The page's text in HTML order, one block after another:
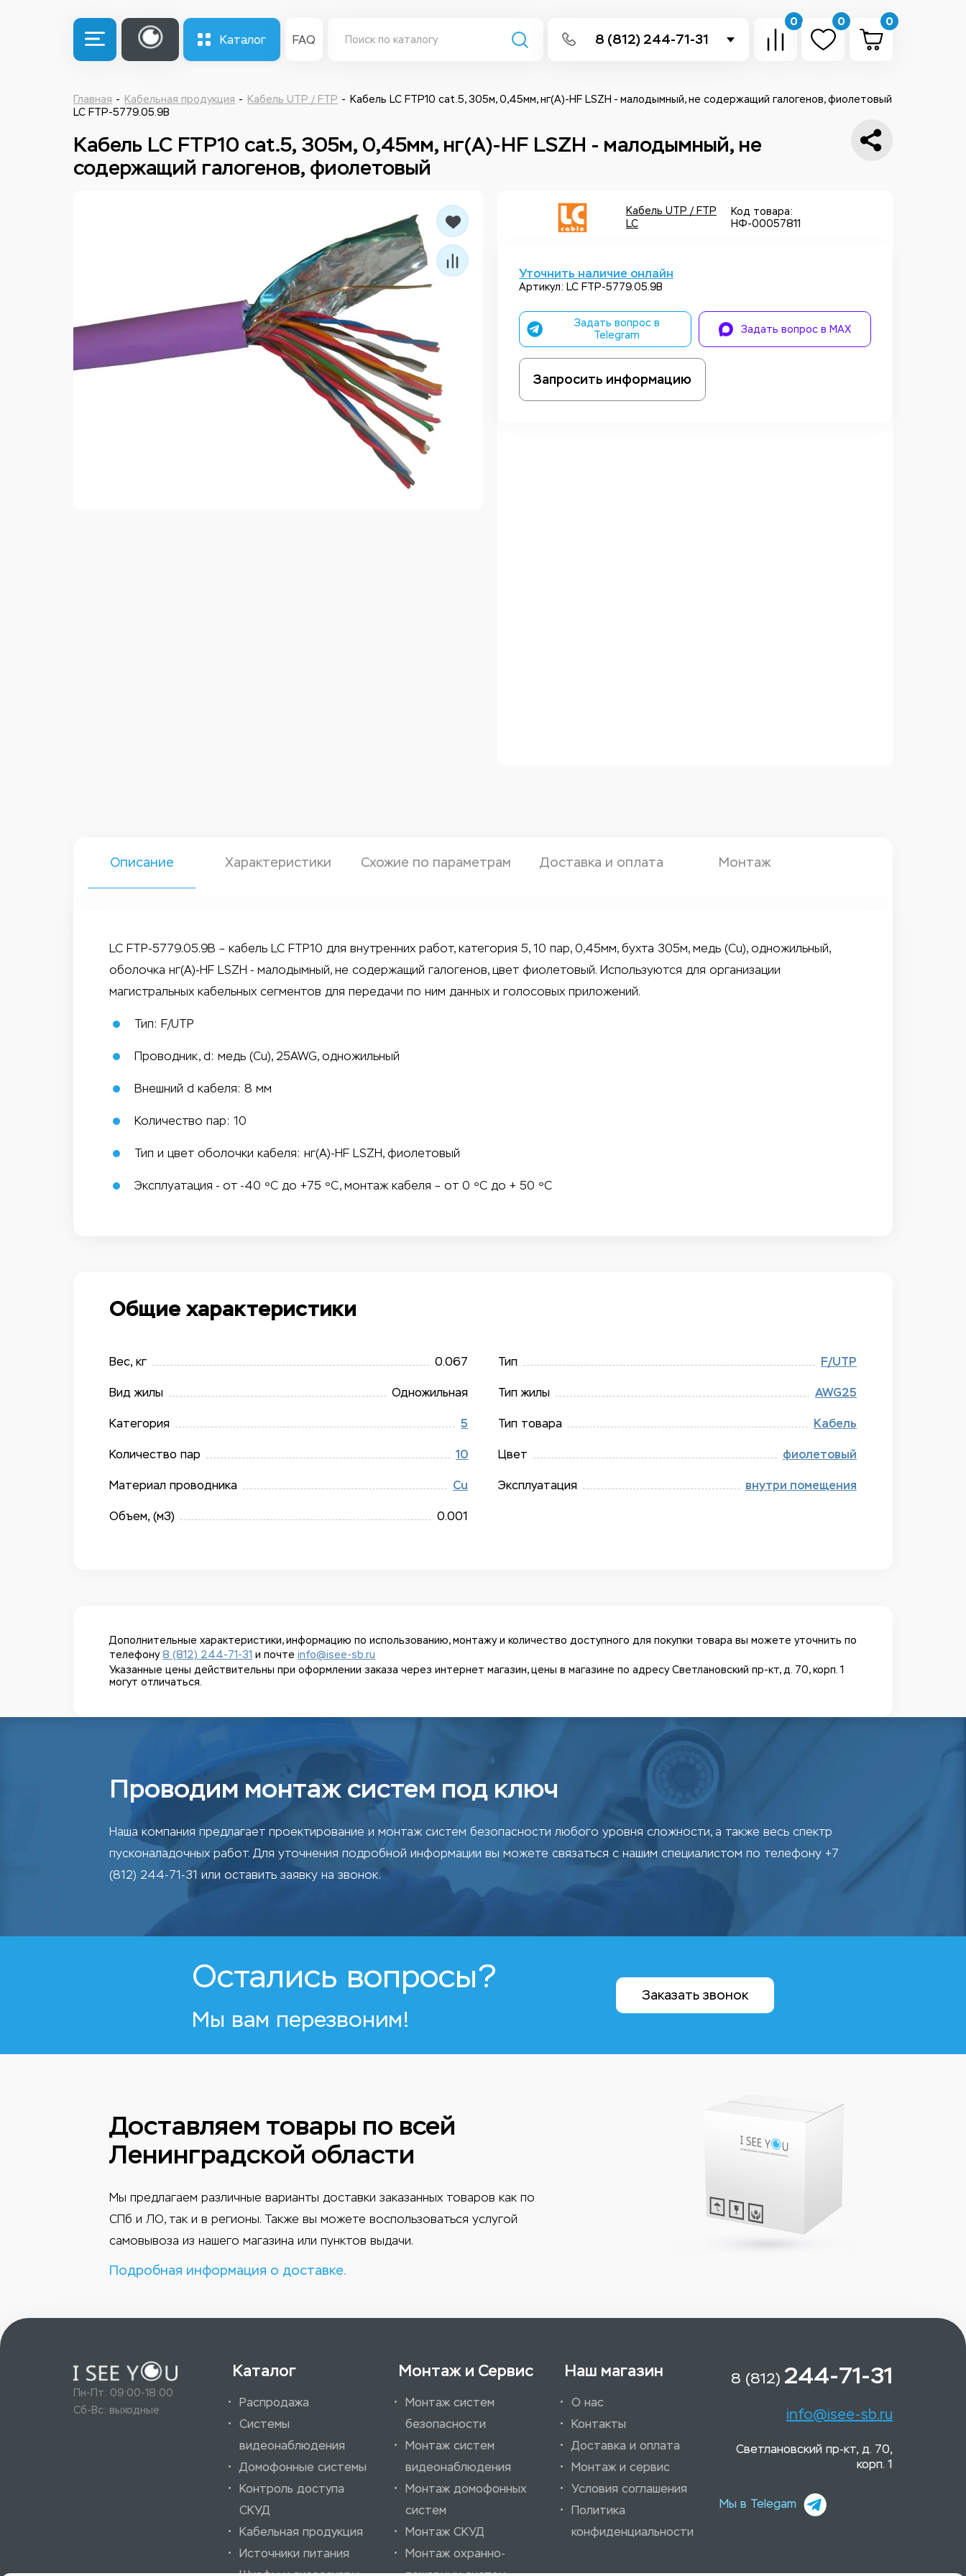
Каталог FAQ 8 (812) 244-71-31
Написать в Telegram
0 0 0
Главная Кабельная продукция Кабель UTP / FTP
Кабель LC FTP10 cat.5, 305м, 0,45мм, нг(А)-HF LSZH - малодымный, не содержащий галогенов, фиолетовый
LC FTP-5779.05.9B
Кабель LC FTP10 cat.5, 305м, 0,45мм, нг(А)-HF LSZH - малодымный, не
содержащий галогенов, фиолетовый
Кабель UTP / FTP
LC
Код товара:
НФ-00057811
Уточнить наличие онлайн
Артикул: LC FTP-5779.05.9B
Задать вопрос в
Telegram
Задать вопрос в MAX
Запросить информацию
Описание Характеристики Схожие по параметрам Доставка и оплата Монтаж
LC FTP-5779.05.9B – кабель LC FTP10 для внутренних работ, категория 5, 10 пар, 0,45мм, бухта 305м, медь (Cu), одножильный,
оболочка нг(А)-HF LSZH - малодымный, не содержащий галогенов, цвет фиолетовый. Используются для организации
магистральных кабельных сегментов для передачи по ним данных и голосовых приложений.
Тип: F/UTP
Проводник, d: медь (Cu), 25AWG, одножильный
Внешний d кабеля: 8 мм
Количество пар: 10
Тип и цвет оболочки кабеля: нг(А)-HF LSZH, фиолетовый
Эксплуатация - от -40 ºС до +75 ºС, монтаж кабеля – от 0 ºС до + 50 ºС
Общие характеристики
Вес, кг 0.067
Вид жилы Одножильная
Категория 5
Количество пар 10
Материал проводника Сu
Объем, (м3) 0.001
Тип F/​UTP
Тип жилы AWG25
Тип товара Кабель
Цвет фиолетовый
Эксплуатация внутри помещения
Дополнительные характеристики, информацию по использованию, монтажу и количество доступного для покупки товара вы можете уточнить по
телефону8 (812) 244-71-31 и почте info@isee-sb.ru
Указанные цены действительны при оформлении заказа через интернет магазин, цены в магазине по адресу Светлановский пр-кт, д. 70, корп. 1
могут отличаться.
Проводим монтаж систем под ключ
Наша компания предлагает проектирование и монтаж систем безопасности любого уровня сложности, а также весь спектр
пусконаладочных работ. Для уточнения подробной информации вы можете связаться с нашим специалистом по телефону +7
(812) 244-71-31 или оставить заявку на звонок.
Остались вопросы?
Мы вам перезвоним!
Заказать звонок
Доставляем товары по всей
Ленинградской области
Мы предлагаем различные варианты доставки заказанных товаров как по
СПб и ЛО, так и в регионы. Также вы можете воспользоваться услугой
самовывоза из нашего магазина или пунктов выдачи.
Подробная информация о доставке.
Пн-Пт: 09:00-18:00
Сб-Вс: выходные
Каталог
Распродажа
Системы
видеонаблюдения
Домофонные системы
Контроль доступа
СКУД
Кабельная продукция
Источники питания
Монтаж и Сервис
Монтаж систем
безопасности
Монтаж систем
видеонаблюдения
Монтаж домофонных
систем
Монтаж СКУД
Монтаж охранно-
Наш магазин
О нас
Контакты
Доставка и оплата
Монтаж и сервис
Условия соглашения
Политика
конфиденциальности
8 (812) 244-71-31
info@isee-sb.ru
Светлановский пр-кт, д. 70,
корп. 1
Мы в Telegam